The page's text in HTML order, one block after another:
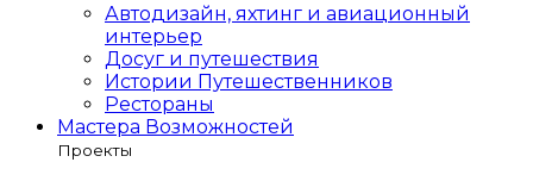
Автодизайн, яхтинг и авиационный
интерьер
Досуг и путешествия
Истории Путешественников
Рестораны
Мастера Возможностей
Проекты